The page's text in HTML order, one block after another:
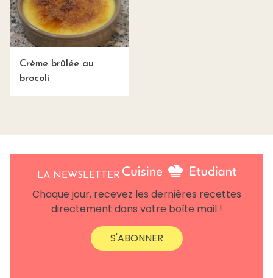
Crème brûlée au
brocoli
LA NEWSLETTER
Chaque jour, recevez les dernières recettes
directement dans votre boîte mail !
S'ABONNER